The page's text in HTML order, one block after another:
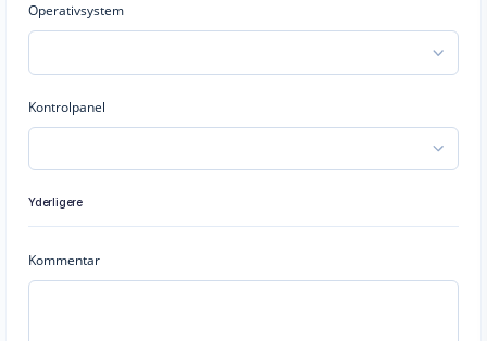
Operativsystem
Kontrolpanel
Yderligere
Kommentar